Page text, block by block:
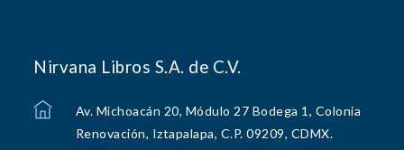
Nirvana Libros S.A. de C.V.
Av. Michoacán 20, Módulo 27 Bodega 1, Colonia
Renovación, Iztapalapa, C.P. 09209, CDMX.